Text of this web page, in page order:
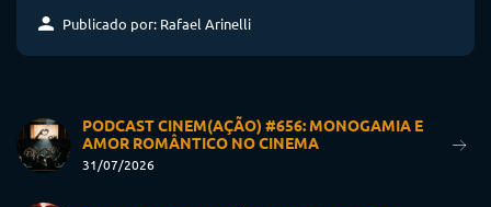
Publicado por: Rafael Arinelli
PODCAST CINEM(AÇÃO) #656: MONOGAMIA E
AMOR ROMÂNTICO NO CINEMA
31/07/2026